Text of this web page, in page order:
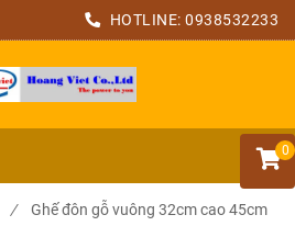
HOTLINE: 0938532233
0
/ Ghế đôn gỗ vuông 32cm cao 45cm